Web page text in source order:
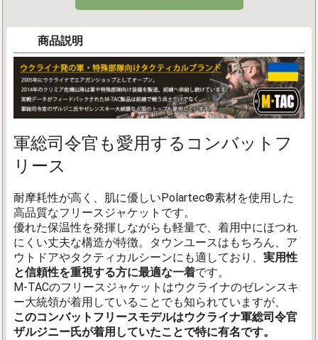
商品説明
軍総司令官も愛用するコンバットフ
リース
耐摩耗性が高く、肌に優しいPolartec®素材を使用した
高品質なフリースジャケットです。
優れた保温性を発揮しながらも軽量で、着用中にほつれ
にくい丈夫な構造が特徴。タウンユースはもちろん、ア
ウトドアやタクティカルシーンにも適しており、 実用性
と信頼性を重視する方に最適な一着です。
M-TACのフリースジャケットはウクライナのゼレンスキ
ー大統領が着用していることでも知られていますが、
このコンバットフリースモデルはウクライナ軍総司令官
ザルジニー氏が着用していたことで特に有名です。